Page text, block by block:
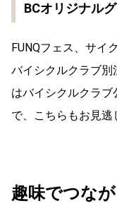
BCオリジナル
FUNQフェス、サイ
バイシクルクラブ別
はバイシクルクラ
で、こちらもお見逃
趣味でつな